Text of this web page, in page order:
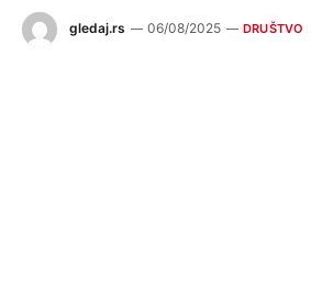
gledaj.rs 06/08/2025 DRUŠTVO